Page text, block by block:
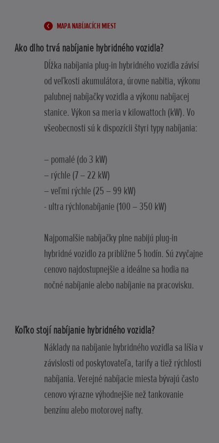
MAPA NABÍJACÍCH MIEST
Ako dlho trvá nabíjanie hybridného vozidla?
Dĺžka nabíjania plug-in hybridného vozidla závisí
od veľkosti akumulátora, úrovne nabitia, výkonu
palubnej nabíjačky vozidla a výkonu nabíjacej
stanice. Výkon sa meria v kilowattoch (kW). Vo
všeobecnosti sú k dispozícii štyri typy nabíjania:
– pomalé (do 3 kW)
– rýchle (7 – 22 kW)
– veľmi rýchle (25 – 99 kW)
- ultra rýchlonabíjanie (100 – 350 kW)
Najpomalšie nabíjačky plne nabijú plug-in
hybridné vozidlo za približne 5 hodín. Sú zvyčajne
cenovo najdostupnejšie a ideálne sa hodia na
nočné nabíjanie alebo nabíjanie na pracovisku.
Koľko stojí nabíjanie hybridného vozidla?
Náklady na nabíjanie hybridného vozidla sa líšia v
závislosti od poskytovateľa, tarify a tiež rýchlosti
nabíjania. Verejné nabíjacie miesta bývajú často
cenovo výrazne výhodnejšie než tankovanie
benzínu alebo motorovej nafty.